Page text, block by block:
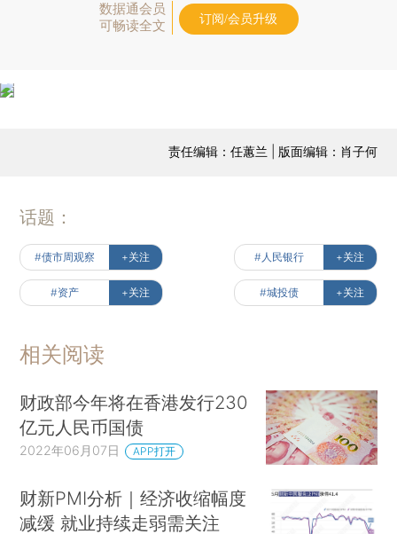
数据通会员
可畅读全文
订阅/会员升级
责任编辑：任蕙兰 | 版面编辑：肖子何
话题：
#债市周观察 +关注 #人民银行 +关注
#资产 +关注 #城投债 +关注
相关阅读
财政部今年将在香港发行230
亿元人民币国债
2022年06月07日 APP打开
财新PMI分析｜经济收缩幅度
减缓 就业持续走弱需关注